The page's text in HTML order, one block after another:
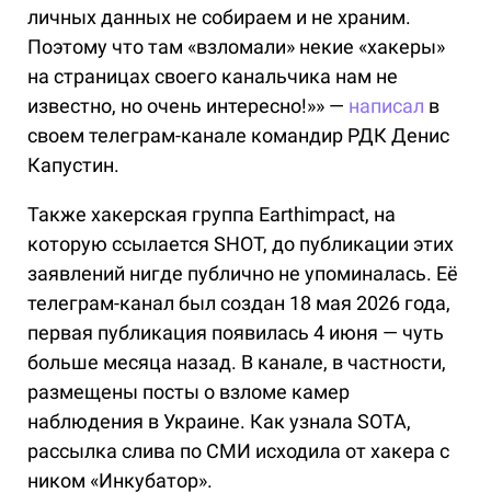
личных данных не собираем и не храним.
Поэтому что там «взломали» некие «хакеры»
на страницах своего канальчика нам не
известно, но очень интересно!»» — написал в
своем телеграм-канале командир РДК Денис
Капустин.
Также хакерская группа Earthimpact, на
которую ссылается SHOT, до публикации этих
заявлений нигде публично не упоминалась. Её
телеграм-канал был создан 18 мая 2026 года,
первая публикация появилась 4 июня — чуть
больше месяца назад. В канале, в частности,
размещены посты о взломе камер
наблюдения в Украине. Как узнала SOTA,
рассылка слива по СМИ исходила от хакера с
ником «Инкубатор».